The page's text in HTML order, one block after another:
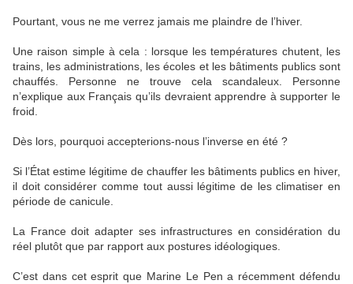
Pourtant, vous ne me verrez jamais me plaindre de l’hiver.
Une raison simple à cela : lorsque les températures chutent, les
trains, les administrations, les écoles et les bâtiments publics sont
chauffés. Personne ne trouve cela scandaleux. Personne
n’explique aux Français qu’ils devraient apprendre à supporter le
froid.
Dès lors, pourquoi accepterions-nous l’inverse en été ?
Si l’État estime légitime de chauffer les bâtiments publics en hiver,
il doit considérer comme tout aussi légitime de les climatiser en
période de canicule.
La France doit adapter ses infrastructures en considération du
réel plutôt que par rapport aux postures idéologiques.
C’est dans cet esprit que Marine Le Pen a récemment défendu